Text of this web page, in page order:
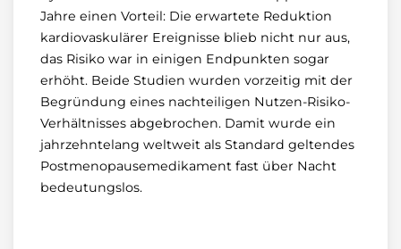
Jahre einen Vorteil: Die erwartete Reduktion
kardiovaskulärer Ereignisse blieb nicht nur aus,
das Risiko war in einigen Endpunkten sogar
erhöht. Beide Studien wurden vorzeitig mit der
Begründung eines nachteiligen Nutzen-Risiko-
Verhältnisses abgebrochen. Damit wurde ein
jahrzehntelang weltweit als Standard geltendes
Postmenopausemedikament fast über Nacht
bedeutungslos.